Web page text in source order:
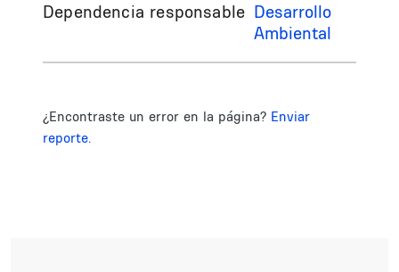
Dependencia responsable Desarrollo
Ambiental
¿Encontraste un error en la página? Enviar
reporte.